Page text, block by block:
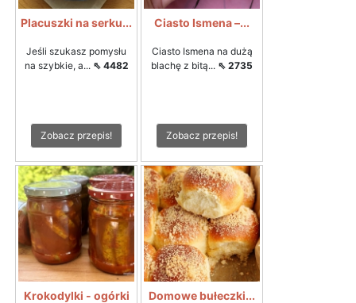
Placuszki na serku...
Jeśli szukasz pomysłu
na szybkie, a... ⇖ 4482
Zobacz przepis!
Ciasto Ismena –...
Ciasto Ismena na dużą
blachę z bitą... ⇖ 2735
Zobacz przepis!
Krokodylki - ogórki
Domowe bułeczki...